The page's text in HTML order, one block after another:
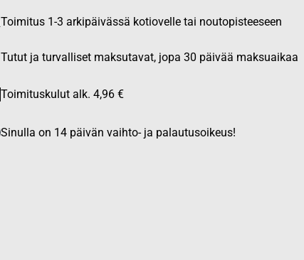
Toimitus 1-3 arkipäivässä kotiovelle tai noutopisteeseen
Tutut ja turvalliset maksutavat, jopa 30 päivää maksuaikaa
Toimituskulut alk. 4,96 €
Sinulla on 14 päivän vaihto- ja palautusoikeus!